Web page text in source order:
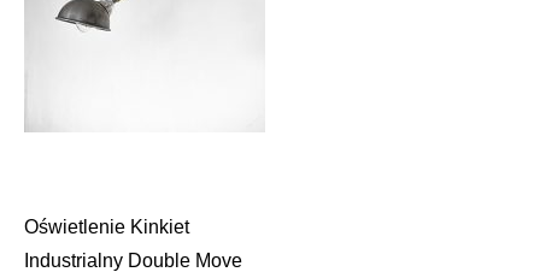
Nawigacja
Oświetlenie Kinkiet
Industrialny Double Move